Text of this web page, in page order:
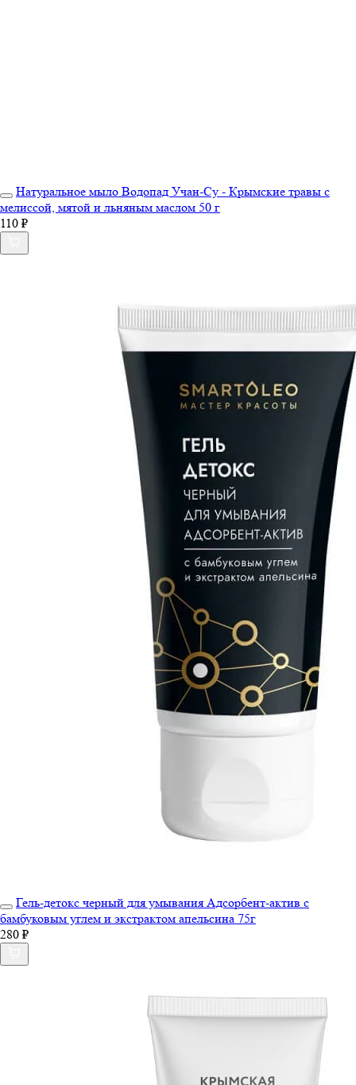
Натуральное мыло Водопад Учан-Су - Крымские травы с
мелиссой, мятой и льняным маслом 50 г
110 ₽
Гель-детокс черный для умывания Адсорбент-актив с
бамбуковым углем и экстрактом апельсина 75г
280 ₽